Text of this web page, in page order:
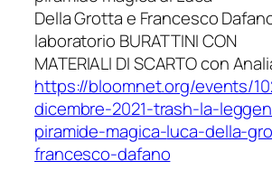
Della Grotta e Francesco
laboratorio BURATTINI CON
MATERIALI DI SCARTO con
https://bloomnet.org/events/10
dicembre-2021-trash-la-le
piramide-magica-luca-della-
francesco-dafano